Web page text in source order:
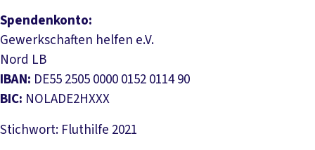
Spendenkonto:
Gewerkschaften helfen e.V.
Nord LB
IBAN: DE55 2505 0000 0152 0114 90
BIC: NOLADE2HXXX
Stichwort: Fluthilfe 2021